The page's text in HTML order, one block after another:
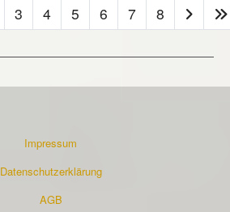
3 4 5 6 7 8
Impressum
Datenschutzerklärung
AGB